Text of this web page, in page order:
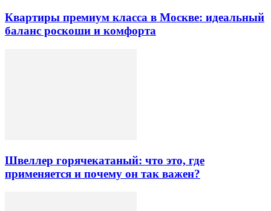
Квартиры премиум класса в Москве: идеальный
баланс роскоши и комфорта
Швеллер горячекатаный: что это, где
применяется и почему он так важен?